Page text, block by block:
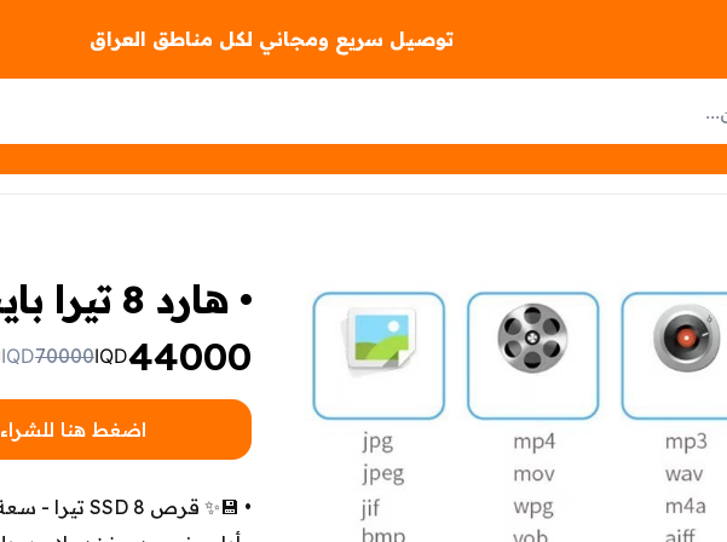
توصيل سريع ومجاني لكل مناطق العراق
• هارد 8 تيرا بايت SSD
44000
IQD
70000
IQD
اضغط هنا للشراء